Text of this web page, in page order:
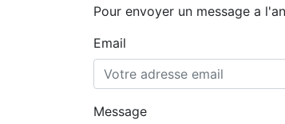
Pour envoyer un message a
Email
Message